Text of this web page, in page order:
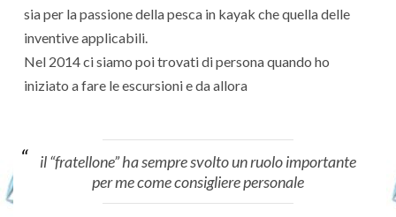
sia per la passione della pesca in kayak che quella delle
inventive applicabili.
Nel 2014 ci siamo poi trovati di persona quando ho
iniziato a fare le escursioni e da allora
il “fratellone” ha sempre svolto un ruolo importante
per me come consigliere personale